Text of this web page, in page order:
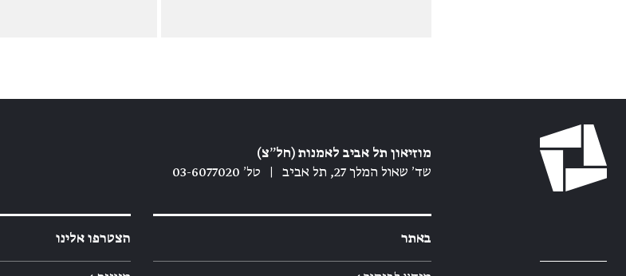
מוזיאון תל אביב לאמנות (חל״צ)
שד׳ שאול המלך 27, תל אביב
טל׳ 03-6077020
באתר הצטרפו אלינו